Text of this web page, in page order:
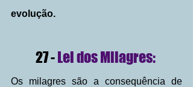
evolução.
27 - Lei dos Milagres:
Os milagres são a consequência de